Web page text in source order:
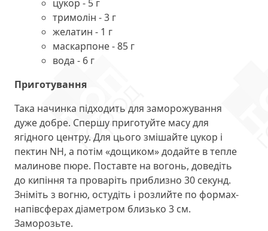
цукор - 5 г
тримолін - 3 г
желатин - 1 г
маскарпоне - 85 г
вода - 6 г
Приготування
Така начинка підходить для заморожування
дуже добре. Спершу приготуйте масу для
ягідного центру. Для цього змішайте цукор і
пектин NH, а потім «дощиком» додайте в тепле
малинове пюре. Поставте на вогонь, доведіть
до кипіння та проваріть приблизно 30 секунд.
Зніміть з вогню, остудіть і розлийте по формах-
напівсферах діаметром близько 3 см.
Заморозьте.